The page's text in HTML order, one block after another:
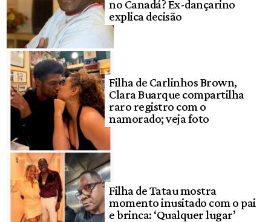
no Canadá? Ex-dançarino
explica decisão
Filha de Carlinhos Brown,
Clara Buarque compartilha
raro registro com o
namorado; veja foto
Filha de Tatau mostra
momento inusitado com o pai
e brinca: ‘Qualquer lugar’